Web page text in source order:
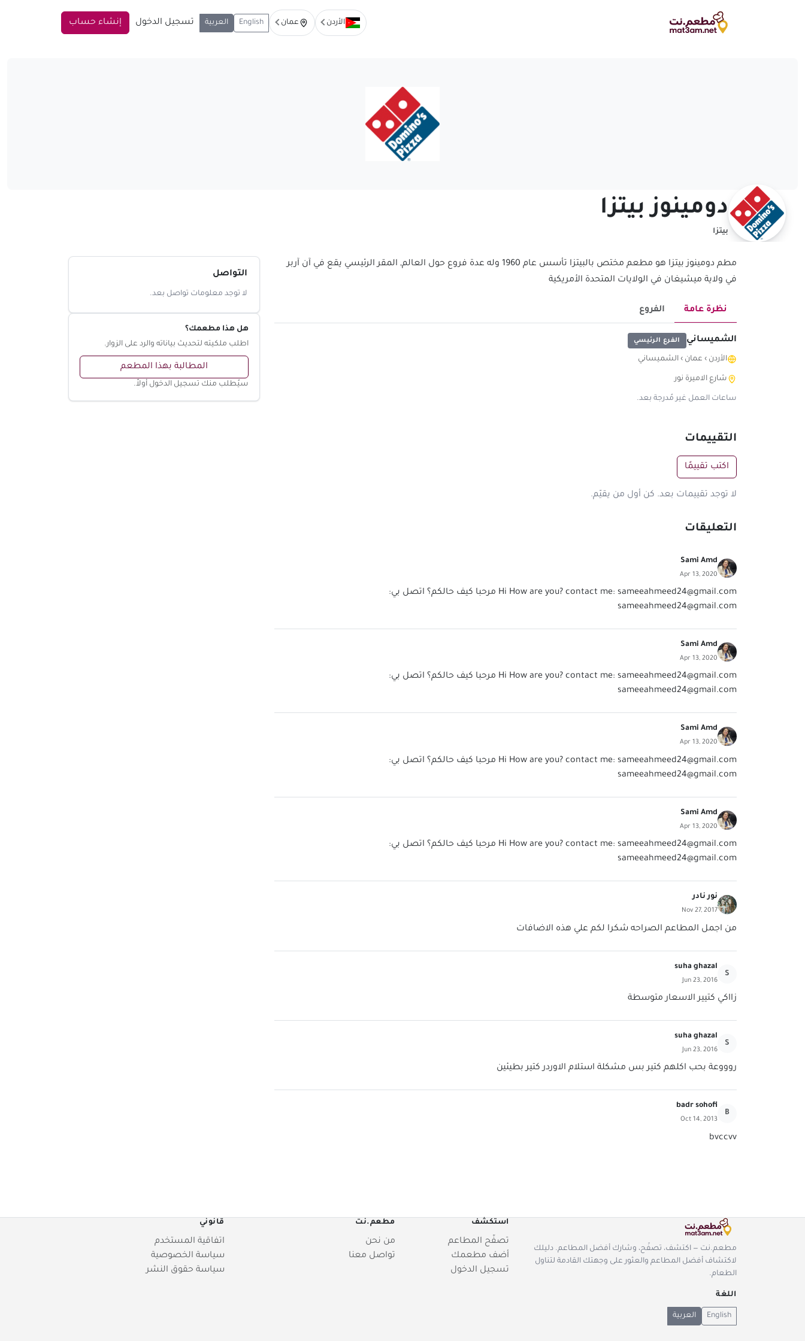
الأردن عمان English العربية تسجيل الدخول إنشاء حساب
دومينوز بيتزا
بيتزا
مطم دومينوز بيتزا هو مطعم مختص بالبيتزا تأسس عام 1960 وله عدة فروع حول العالم, المقر الرئيسي يقع في آن آربر
في ولاية ميشيغان في الولايات المتحدة الأمريكية
نظرة عامة الفروع
الشميساني الفرع الرئيسي
الأردن › عمان › الشميساني
شارع الاميرة نور
ساعات العمل غير مُدرجة بعد.
التقييمات
اكتب تقييمًا
لا توجد تقييمات بعد. كن أول من يقيّم.
التعليقات
Sami Amd
Apr 13, 2020
Hi How are you? contact me: sameeahmeed24@gmail.com
مرحبا كيف حالكم؟ اتصل بي:
sameeahmeed24@gmail.com
Sami Amd
Apr 13, 2020
Hi How are you? contact me: sameeahmeed24@gmail.com
مرحبا كيف حالكم؟ اتصل بي:
sameeahmeed24@gmail.com
Sami Amd
Apr 13, 2020
Hi How are you? contact me: sameeahmeed24@gmail.com
مرحبا كيف حالكم؟ اتصل بي:
sameeahmeed24@gmail.com
Sami Amd
Apr 13, 2020
Hi How are you? contact me: sameeahmeed24@gmail.com
مرحبا كيف حالكم؟ اتصل بي:
sameeahmeed24@gmail.com
نور نادر
Nov 27, 2017
من اجمل المطاعم الصراحه شكرا لكم علي هذه الاضافات
S
suha ghazal
Jun 23, 2016
زااكي كتيير الاسعار متوسطة
S
suha ghazal
Jun 23, 2016
روووعة بحب اكلهم كتير بس مشكلة استلام الاوردر كتير بطيئين
B
badr sohofi
Oct 14, 2013
bvccvv
التواصل
لا توجد معلومات تواصل بعد.
هل هذا مطعمك؟
اطلب ملكيته لتحديث بياناته والرد على الزوار.
المطالبة بهذا المطعم
سيُطلب منك تسجيل الدخول أولاً.
مطعم.نت — اكتشف، تصفّح، وشارك أفضل المطاعم. دليلك
لاكتشاف أفضل المطاعم والعثور على وجهتك القادمة لتناول
الطعام.
استكشف
تصفّح المطاعم
أضف مطعمك
تسجيل الدخول
مطعم.نت
من نحن
تواصل معنا
قانوني
اتفاقية المستخدم
سياسة الخصوصية
سياسة حقوق النشر
اللغة
English العربية